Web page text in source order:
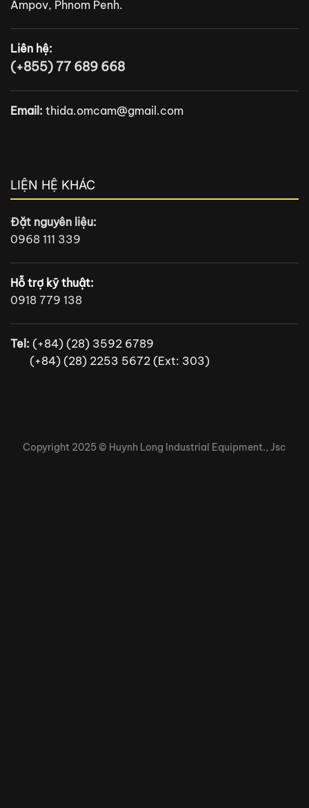
Ampov, Phnom Penh.
Liên hệ:
(+855) 77 689 668
Email: thida.omcam@gmail.com
LIỆN HỆ KHÁC
Đặt nguyên liệu:
0968 111 339
Hỗ trợ kỹ thuật:
0918 779 138
Tel: (+84) (28) 3592 6789
(+84) (28) 2253 5672 (Ext: 303)
Copyright 2025 © Huynh Long Industrial Equipment., Jsc